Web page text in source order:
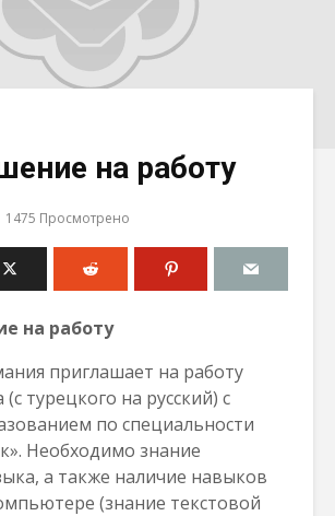
на работу
1475 Просмотрено
на работу
приглашает на работу
турецкого на русский) с
по специальности
Необходимо знание
а также наличие навыков
(знание текстовой